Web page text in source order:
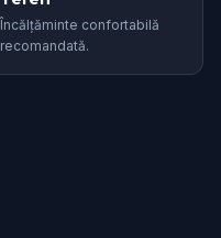
Încălțăminte confortabilă
recomandată.